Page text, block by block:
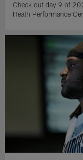
Check out day 9 of
Heath Performance